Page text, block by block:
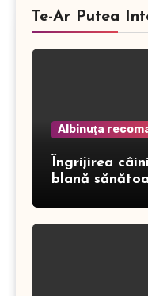
Te-Ar Putea
Albinuţa
Îngrijirea
blană